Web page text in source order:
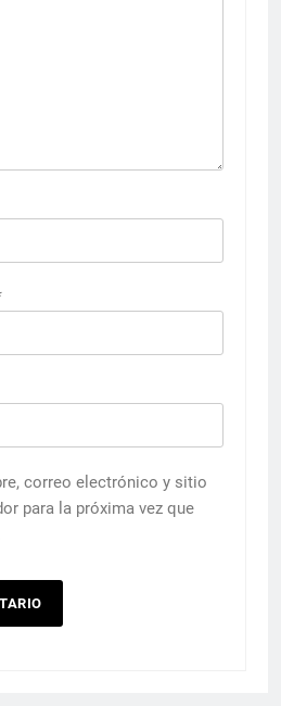
correo electrónico y sitio
para la próxima vez que